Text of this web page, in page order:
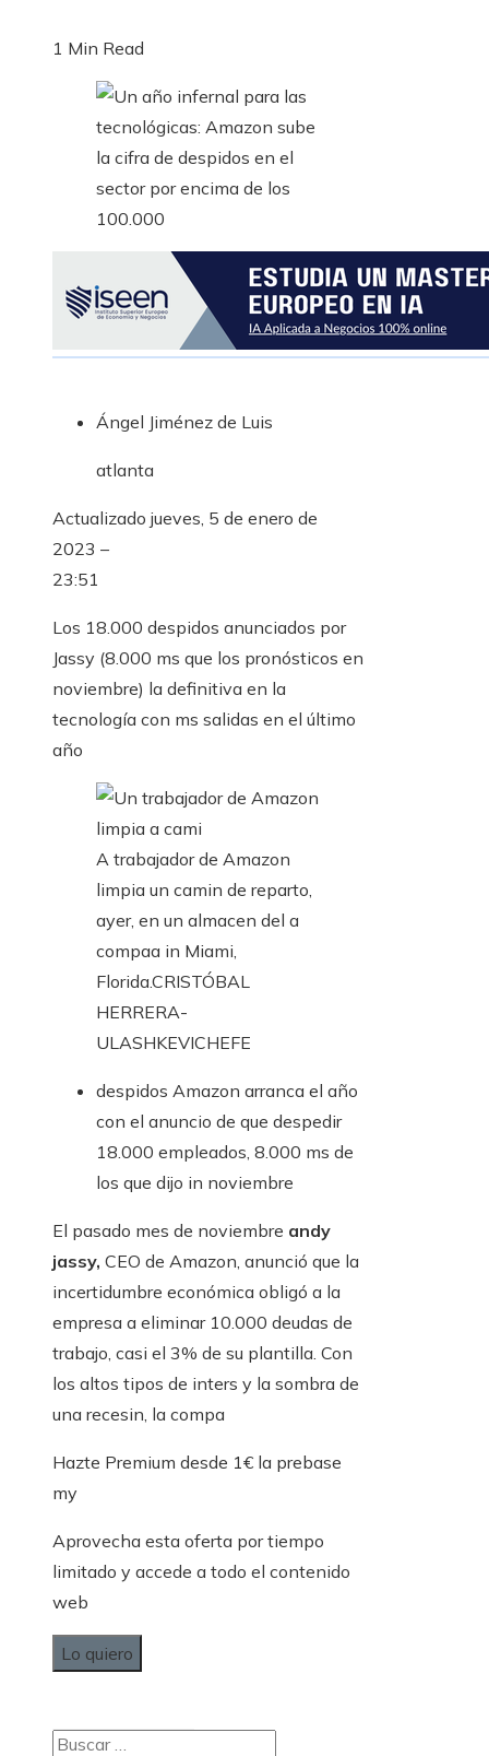
1 Min Read
Ángel Jiménez de Luis
atlanta
Actualizado jueves, 5 de enero de
2023 –
23:51
Los 18.000 despidos anunciados por
Jassy (8.000 ms que los pronósticos en
noviembre) la definitiva en la
tecnología con ms salidas en el último
año
A trabajador de Amazon
limpia un camin de reparto,
ayer, en un almacen del a
compaa in Miami,
Florida.CRISTÓBAL
HERRERA-
ULASHKEVICHEFE
despidos Amazon arranca el año
con el anuncio de que despedir
18.000 empleados, 8.000 ms de
los que dijo in noviembre
El pasado mes de noviembre andy
jassy, CEO de Amazon, anunció que la
incertidumbre económica obligó a la
empresa a eliminar 10.000 deudas de
trabajo, casi el 3% de su plantilla. Con
los altos tipos de inters y la sombra de
una recesin, la compa
Hazte Premium desde 1€ la prebase
my
Aprovecha esta oferta por tiempo
limitado y accede a todo el contenido
web
Lo quiero
Buscar: